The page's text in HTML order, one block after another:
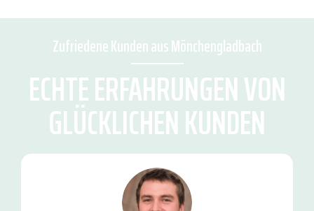
Zufriedene Kunden aus Mönchengladbach
ECHTE ERFAHRUNGEN VON
GLÜCKLICHEN KUNDEN